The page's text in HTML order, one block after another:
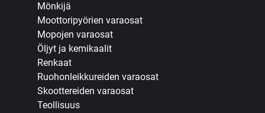
Mönkijä
Moottoripyörien varaosat
Mopojen varaosat
Öljyt ja kemikaalit
Renkaat
Ruohonleikkureiden varaosat
Skoottereiden varaosat
Teollisuus